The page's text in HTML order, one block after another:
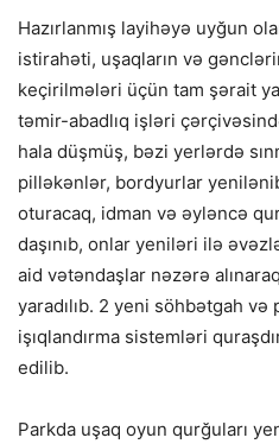
Hazırlanmış layihəyə uyğun
istirahəti, uşaqların və
keçirilmələri üçün tam şərait
təmir-abadlıq işləri
hala düşmüş, bəzi yerlərdə
pilləkənlər, bordyurlar
oturacaq, idman və əyləncə
daşınıb, onlar yeniləri ilə
aid vətəndaşlar nəzərə
yaradılıb. 2 yeni söhbətgah
işıqlandırma sistemləri
edilib.
Parkda uşaq oyun qurğuları